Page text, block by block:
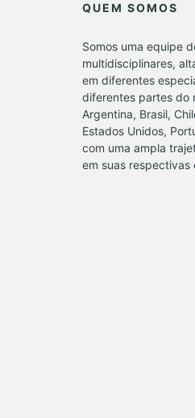
QUEM SOMOS
Somos uma equipe
multidisciplinares,
em diferentes
diferentes partes do
Argentina, Brasil,
Estados Unidos,
com uma ampla
em suas respectivas